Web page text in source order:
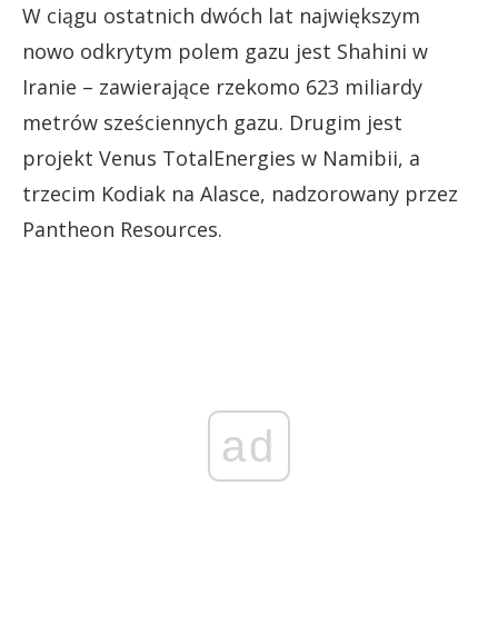
W ciągu ostatnich dwóch lat największym
nowo odkrytym polem gazu jest Shahini w
Iranie – zawierające rzekomo 623 miliardy
metrów sześciennych gazu. Drugim jest
projekt Venus TotalEnergies w Namibii, a
trzecim Kodiak na Alasce, nadzorowany przez
Pantheon Resources.
ad